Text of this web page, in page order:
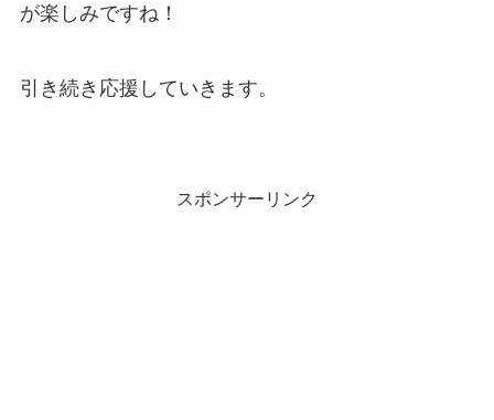
が楽しみですね！
引き続き応援していきます。
スポンサーリンク